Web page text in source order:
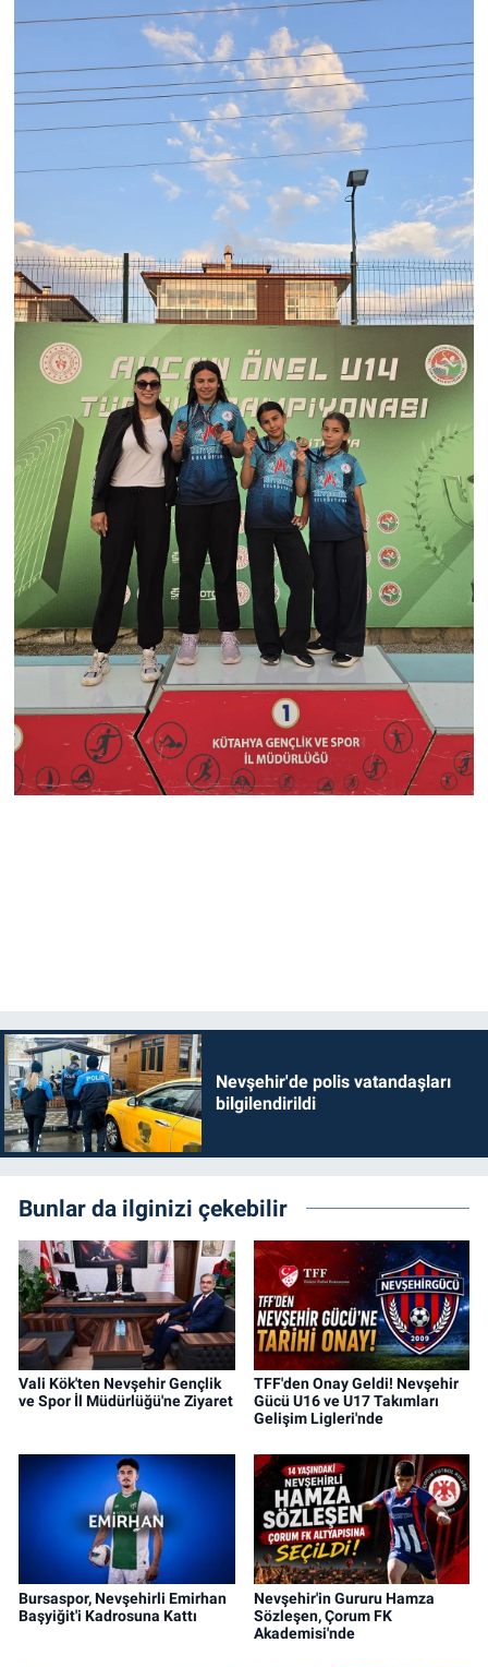
Nevşehir'de polis vatandaşları
bilgilendirildi
Bunlar da ilginizi çekebilir
Vali Kök'ten Nevşehir Gençlik
ve Spor İl Müdürlüğü'ne Ziyaret
TFF'den Onay Geldi! Nevşehir
Gücü U16 ve U17 Takımları
Gelişim Ligleri'nde
Bursaspor, Nevşehirli Emirhan
Başyiğit'i Kadrosuna Kattı
Nevşehir'in Gururu Hamza
Sözleşen, Çorum FK
Akademisi'nde